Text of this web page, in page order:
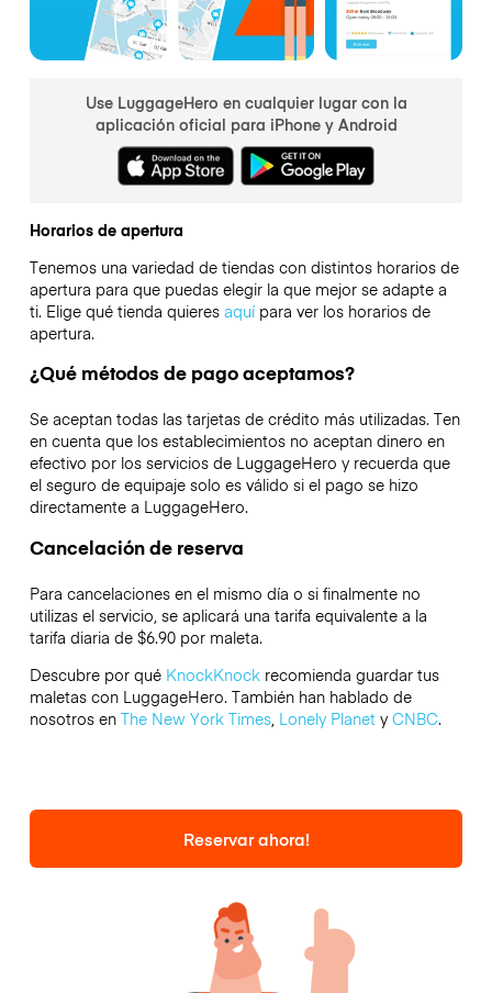
Use LuggageHero en cualquier lugar con la
aplicación oficial para iPhone y Android
Horarios de apertura
Tenemos una variedad de tiendas con distintos horarios de
apertura para que puedas elegir la que mejor se adapte a
ti. Elige qué tienda quieres aquípara ver los horarios de
apertura.
¿Qué métodos de pago aceptamos?
Se aceptan todas las tarjetas de crédito más utilizadas. Ten
en cuenta que los establecimientos no aceptan dinero en
efectivo por los servicios de LuggageHero y recuerda que
el seguro de equipaje solo es válido si el pago se hizo
directamente a LuggageHero.
Cancelación de reserva
Para cancelaciones en el mismo día o si finalmente no
utilizas el servicio, se aplicará una tarifa equivalente a la
tarifa diaria de $6.90 por maleta.
Descubre por qué KnockKnockrecomienda guardar tus
maletas con LuggageHero. También han hablado de
nosotros en The New York Times, Lonely Planety CNBC.
Reservar ahora!